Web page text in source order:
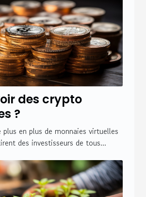
des crypto
?
plus en plus de monnaies virtuelles
des investisseurs de tous...